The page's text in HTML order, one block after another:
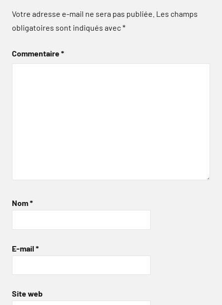
Votre adresse e-mail ne sera pas publiée. Les champs
obligatoires sont indiqués avec*
Commentaire*
Nom*
E-mail *
Site web